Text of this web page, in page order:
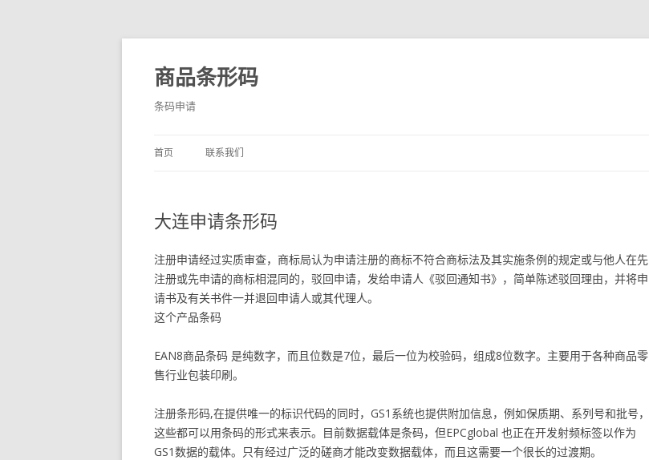
商品条形码
条码申请
首页 联系我们
大连申请条形码
注册申请经过实质审查，商标局认为申请注册的商标不符合商标法及其实施条例的规定或与他人在先
注册或先申请的商标相混同的，驳回申请，发给申请人《驳回通知书》，简单陈述驳回理由，并将申
请书及有关书件一并退回申请人或其代理人。
这个产品条码
EAN8商品条码 是纯数字，而且位数是7位，最后一位为校验码，组成8位数字。主要用于各种商品零
售行业包装印刷。
注册条形码,在提供唯一的标识代码的同时，GS1系统也提供附加信息，例如保质期、系列号和批号，
这些都可以用条码的形式来表示。目前数据载体是条码，但EPCglobal 也正在开发射频标签以作为
GS1数据的载体。只有经过广泛的磋商才能改变数据载体，而且这需要一个很长的过渡期。